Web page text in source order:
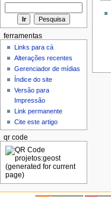
ferramentas
Links para cá
Alterações recentes
Gerenciador de mídias
Índice do site
Versão para
Impressão
Link permanente
Cite este artigo
qr code